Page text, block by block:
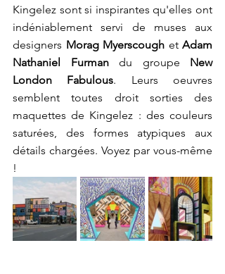
Kingelez sont si inspirantes qu'elles ont
indéniablement servi de muses aux
designers Morag Myerscough et Adam
Nathaniel Furman du groupe New
London Fabulous. Leurs oeuvres
semblent toutes droit sorties des
maquettes de Kingelez : des couleurs
saturées, des formes atypiques aux
détails chargées. Voyez par vous-même
!